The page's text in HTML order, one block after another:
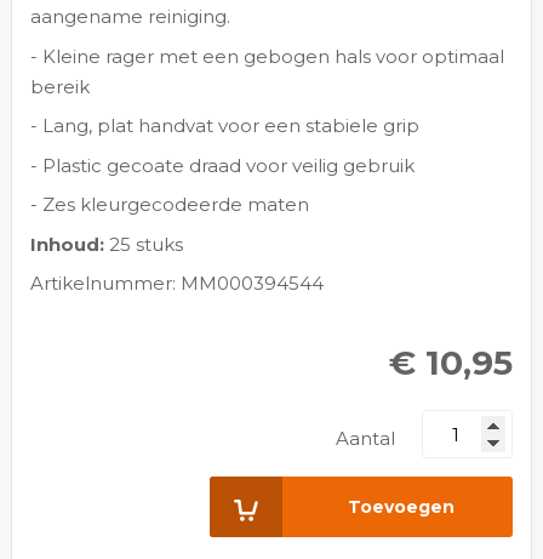
aangename reiniging.
- Kleine rager met een gebogen hals voor optimaal
bereik
- Lang, plat handvat voor een stabiele grip
- Plastic gecoate draad voor veilig gebruik
- Zes kleurgecodeerde maten
Inhoud: 25 stuks
Artikelnummer: MM000394544
€ 10,95
Aantal
Toevoegen